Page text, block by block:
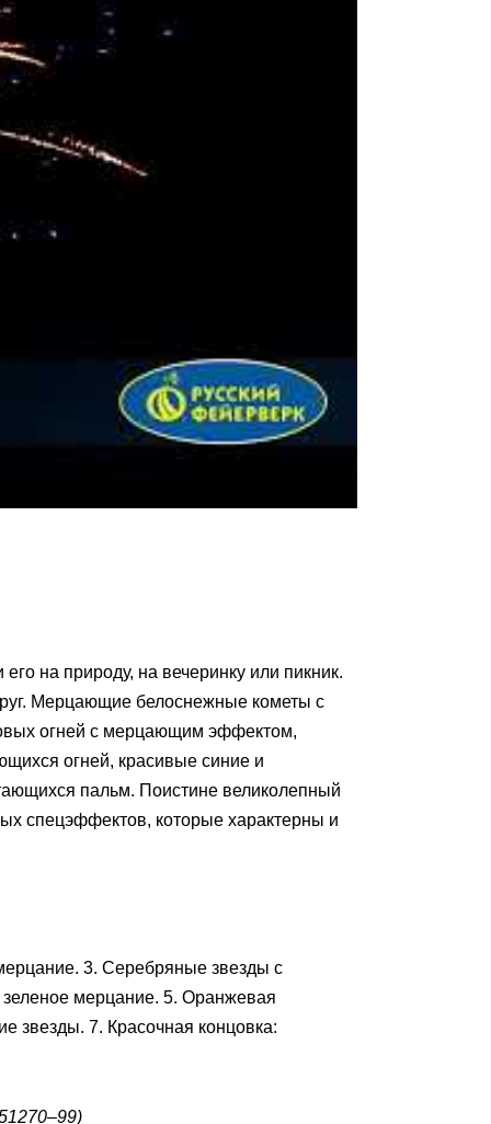
на природу, на вечеринку или пикник.
Мерцающие белоснежные кометы с
огней с мерцающим эффектом,
огней, красивые синие и
пальм. Поистине великолепный
спецэффектов, которые характерны и
3. Серебряные звезды с
мерцание. 5. Оранжевая
звезды. 7. Красочная концовка: